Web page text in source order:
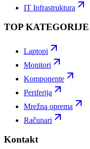
IT Infrastruktura
TOP KATEGORIJE
Laptopi
Monitori
Komponente
Periferija
Mrežna oprema
Računari
Kontakt